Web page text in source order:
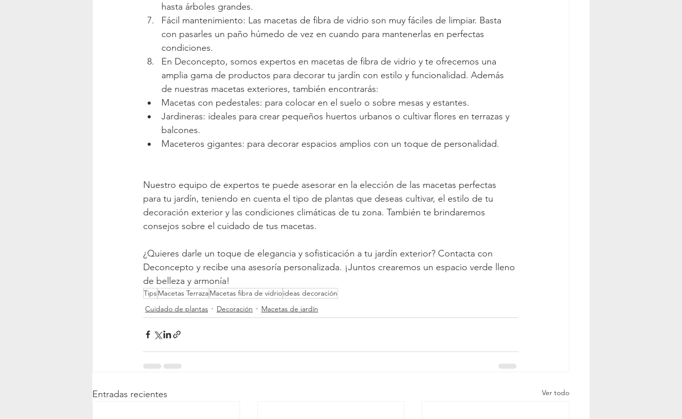
hasta árboles grandes.
Fácil mantenimiento: Las macetas de fibra de vidrio son muy fáciles de limpiar. Basta
con pasarles un paño húmedo de vez en cuando para mantenerlas en perfectas
condiciones.
En Deconcepto, somos expertos en macetas de fibra de vidrio y te ofrecemos una
amplia gama de productos para decorar tu jardín con estilo y funcionalidad. Además
de nuestras macetas exteriores, también encontrarás:
Macetas con pedestales: para colocar en el suelo o sobre mesas y estantes.
Jardineras: ideales para crear pequeños huertos urbanos o cultivar flores en terrazas y
balcones.
Maceteros gigantes: para decorar espacios amplios con un toque de personalidad.
Nuestro equipo de expertos te puede asesorar en la elección de las macetas perfectas
para tu jardín, teniendo en cuenta el tipo de plantas que deseas cultivar, el estilo de tu
decoración exterior y las condiciones climáticas de tu zona. También te brindaremos
consejos sobre el cuidado de tus macetas.
¿Quieres darle un toque de elegancia y sofisticación a tu jardín exterior? Contacta con
Deconcepto y recibe una asesoría personalizada. ¡Juntos crearemos un espacio verde lleno
de belleza y armonía!
TipsMacetas TerrazaMacetas fibra de vidrioideas decoración
Cuidado de plantas
Decoración Macetas de jardín
Entradas recientes Ver todo